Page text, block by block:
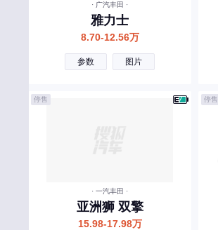
· 广汽丰田 ·
雅力士
8.70-12.56万
参数 图片
· 一汽丰田 ·
亚洲狮 双擎
15.98-17.98万
停售 停售
上汽大通MAXUS
斯柯达
SERES赛力斯